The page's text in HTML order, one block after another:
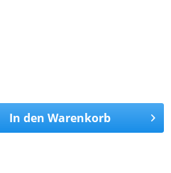
In den Warenkorb